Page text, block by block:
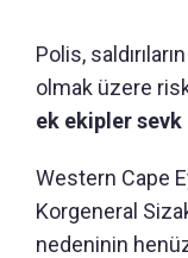
Polis,
olmak üzere
ek ekipler
Western Cape
Korgeneral
nedeninin